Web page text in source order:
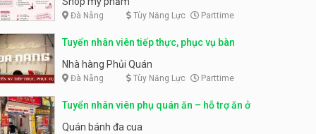
trực page, thu ngân parttime
GRAVI ESCAPE ROOM
Tuyển nhân viên bán hàng,
KIBO KIDS
Tuyển nhân viên edit ảnh,
Công ty
Đà Nẵng Tùy Năng Lực Parttime
Tuyển nhân viên tiếp thực, phục vụ bàn
Nhà hàng Phủi Quán
Đà Nẵng Tùy Năng Lực Parttime
Tuyển nhân viên phụ quán ăn – hỗ trợ ăn ở
Quán bánh đa cua